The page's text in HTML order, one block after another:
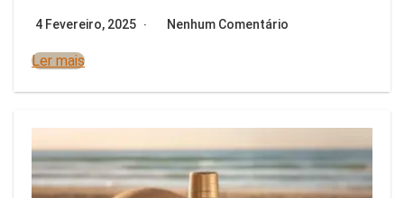
4 Fevereiro, 2025 Nenhum Comentário
Ler mais